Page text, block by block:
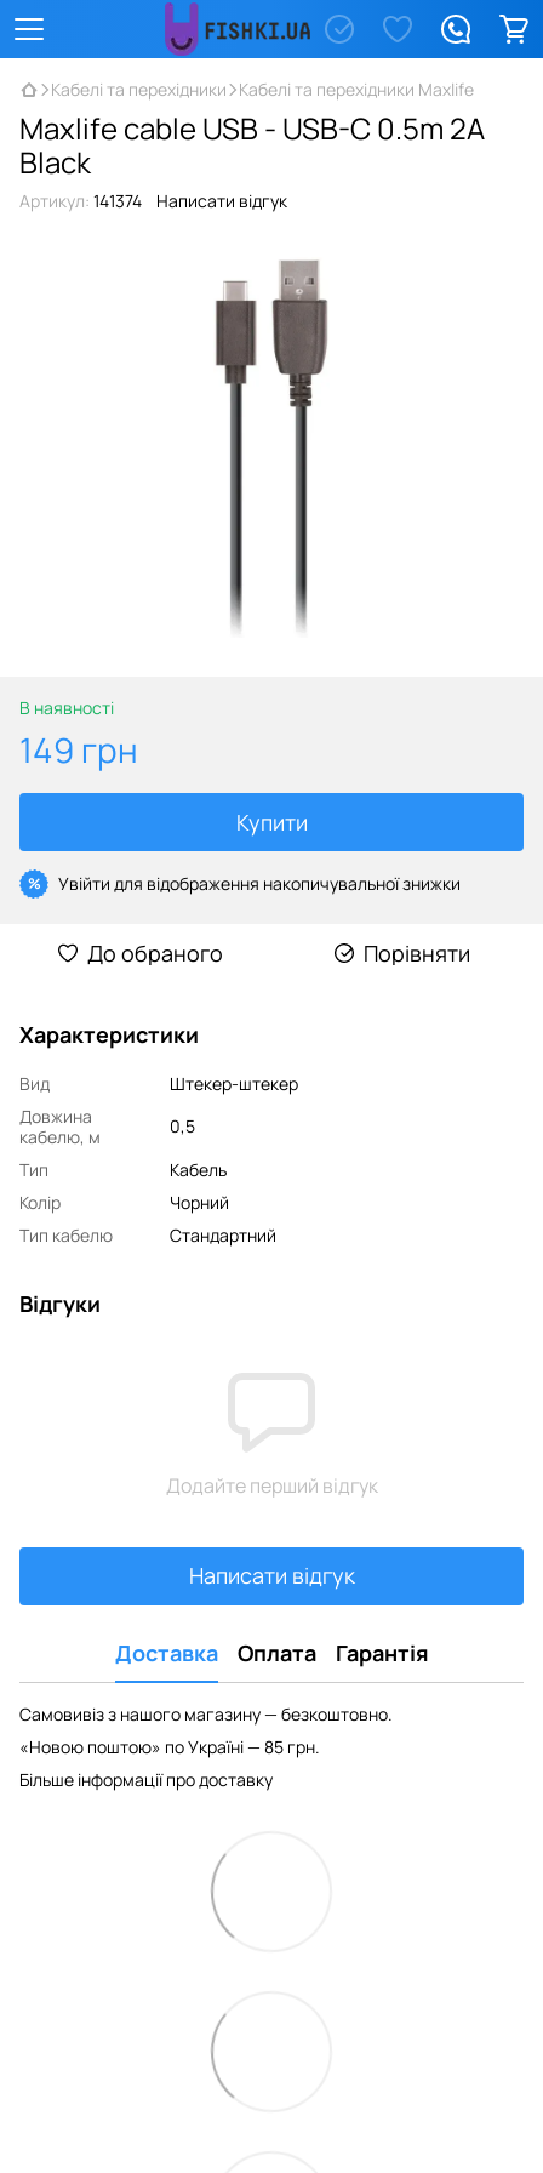
Кабелі та перехідники Кабелі та перехідники Maxlife
Maxlife cable USB - USB-C 0.5m 2A
Black
Артикул: 141374 Написати відгук
В наявності
149 грн
Купити
% Увійти для відображення накопичувальної знижки
До обраного Порівняти
Характеристики
Вид
Штекер-штекер
Довжина
кабелю, м
0,5
Тип
Кабель
Колір
Чорний
Тип кабелю
Стандартний
Відгуки
Додайте перший відгук
Написати відгук
Доставка Оплата Гарантія
Самовивіз з нашого магазину — безкоштовно.
«Новою поштою» по Україні — 85 грн.
Більше інформації про доставку